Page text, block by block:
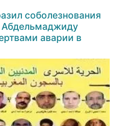
соболезнования
Абдельмаджиду
аварии в